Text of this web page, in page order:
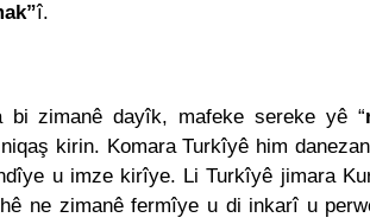
HAK-PAR Başkanlık Kurulu;
Lozan Antlaşması üzerinden
1 Yıl Ago
MECLÎSA PARTİYA HAK-PARê:
yên rast bibin yek.
î.
bi zimanê dayîk, mafeke sereke yê “
kirin. Komara Turkîyê him
u imze kirîye. Li Turkîyê jimara
ne zimanê fermîye u di inkarî u